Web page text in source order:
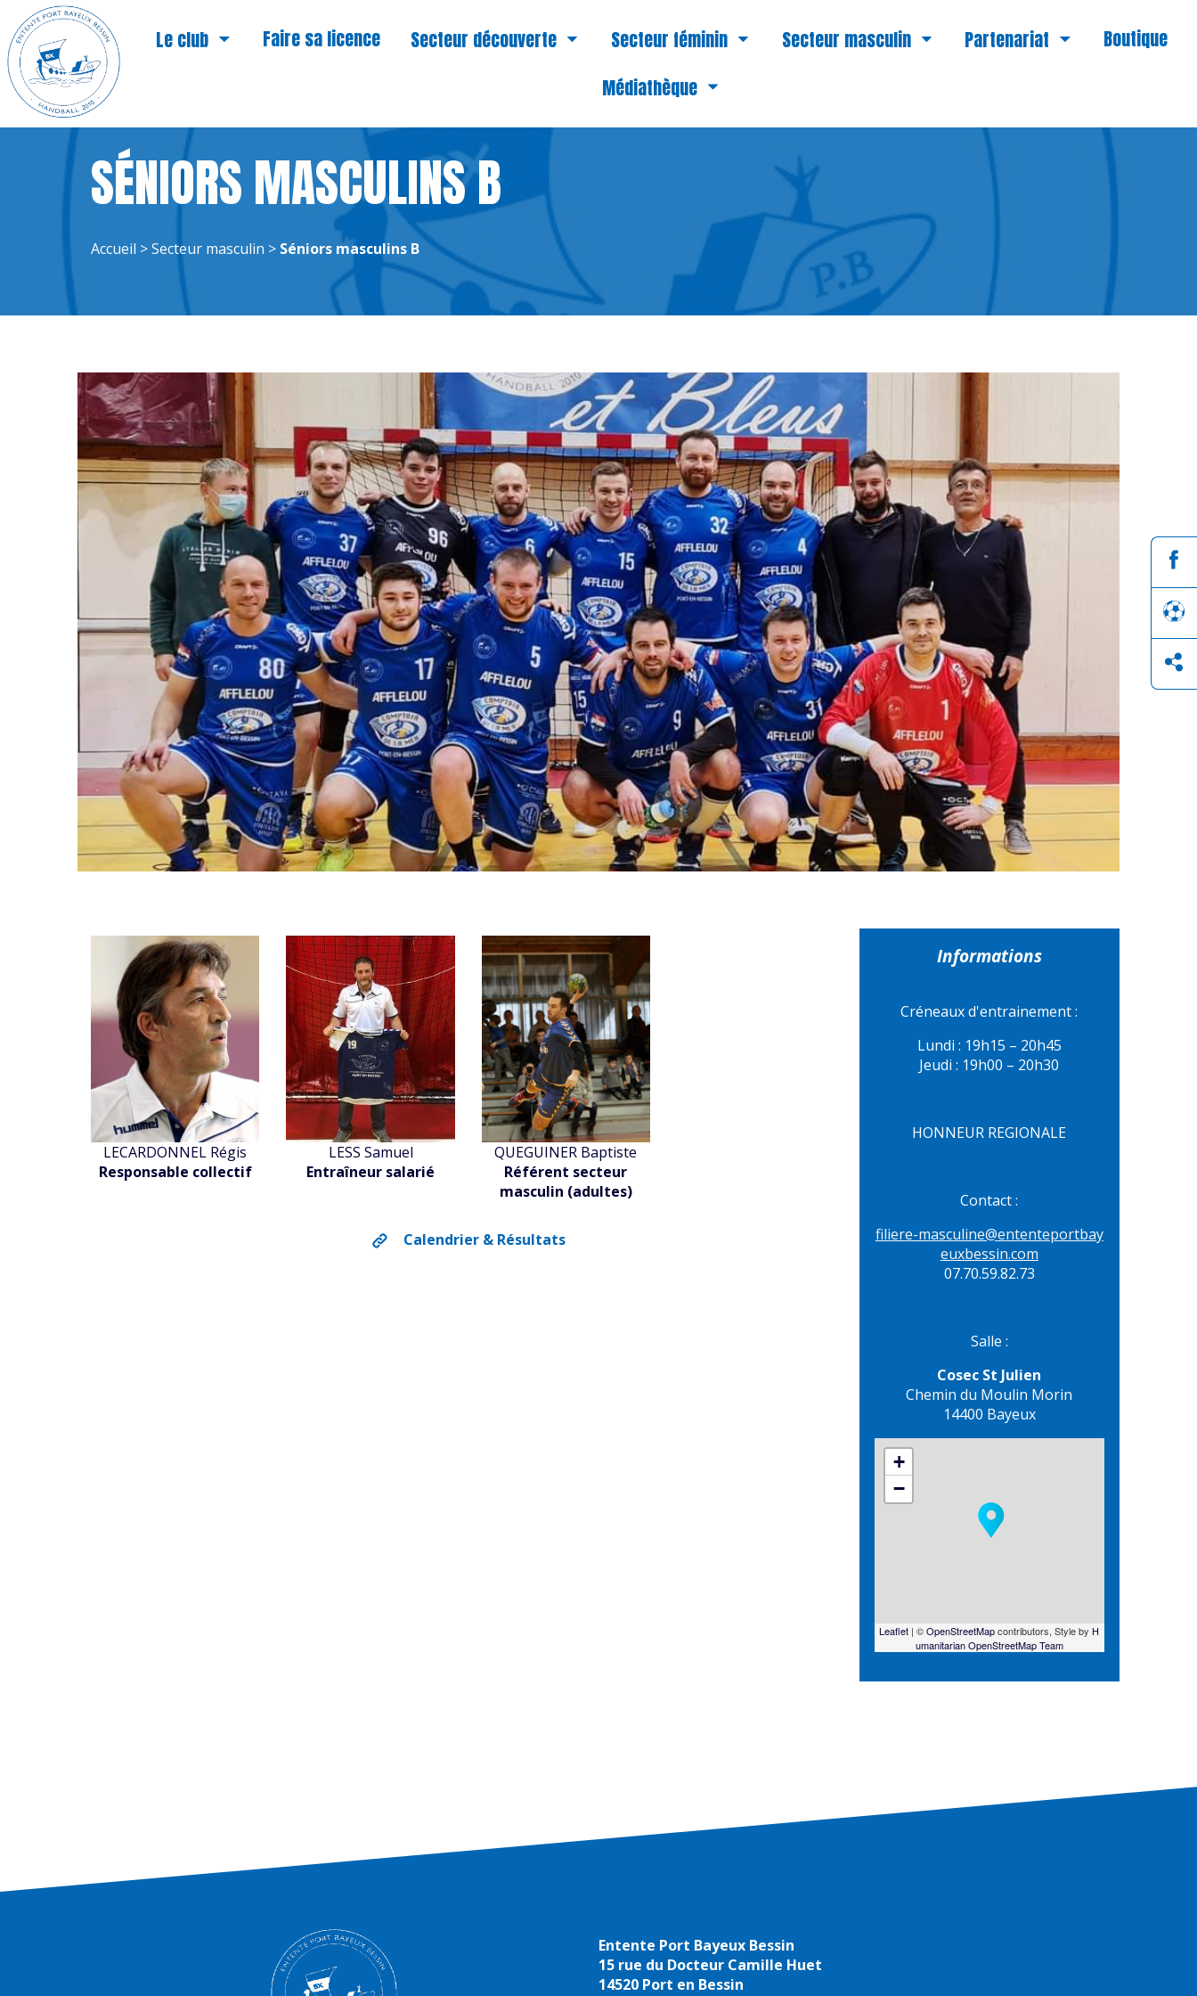
Le club Faire sa licence Secteur découverte Secteur féminin Secteur masculin Partenariat
Boutique
Médiathèque
SÉNIORS MASCULINS B
Accueil >Secteur masculin > Séniors masculins B
LECARDONNEL Régis
Responsable collectif
LESS Samuel
Entraîneur salarié
QUEGUINER Baptiste
Référent secteur
masculin (adultes)
Calendrier & Résultats
Informations
Créneaux d'entrainement :
Lundi : 19h15 – 20h45
Jeudi : 19h00 – 20h30
HONNEUR REGIONALE
Contact :
filiere-masculine@ententeportbay
euxbessin.com
07.70.59.82.73
Salle :
Cosec St Julien
Chemin du Moulin Morin
14400 Bayeux
+
−
Leaflet | ©OpenStreetMapcontributors, Style by H
umanitarian OpenStreetMap Team
Entente Port Bayeux Bessin
15 rue du Docteur Camille Huet
14520 Port en Bessin